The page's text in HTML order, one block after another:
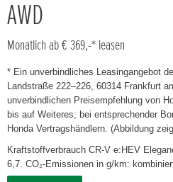
AWD
Monatlich ab € 369,-* leasen
* Ein unverbindliches Leasingangebot
Landstraße 222–226, 60314 Frankfurt
unverbindlichen Preisempfehlung von
bis auf Weiteres; bei entsprechender
Honda Vertragshändlern. (Abbildung
Kraftstoffverbrauch CR-V e:HEV
6,7. CO₂-Emissionen in g/km: